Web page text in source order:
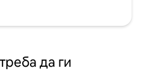
да ги